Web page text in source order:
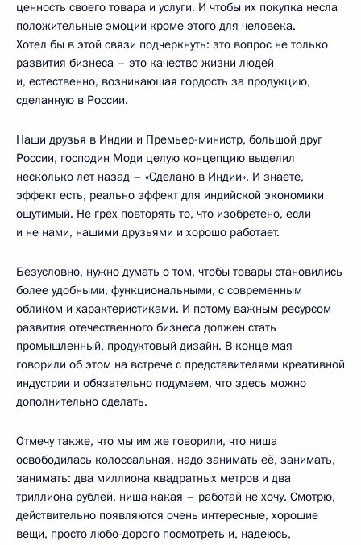
ценность своего товара и услуги. И чтобы их покупка несла
положительные эмоции кроме этого для человека.
Хотел бы в этой связи подчеркнуть: это вопрос не только
развития бизнеса – это качество жизни людей
и, естественно, возникающая гордость за продукцию,
сделанную в России.
Наши друзья в Индии и Премьер-министр, большой друг
России, господин Моди целую концепцию выделил
несколько лет назад – «Сделано в Индии». И знаете,
эффект есть, реально эффект для индийской экономики
ощутимый. Не грех повторять то, что изобретено, если
и не нами, нашими друзьями и хорошо работает.
Безусловно, нужно думать о том, чтобы товары становились
более удобными, функциональными, с современным
обликом и характеристиками. И потому важным ресурсом
развития отечественного бизнеса должен стать
промышленный, продуктовый дизайн. В конце мая
говорили об этом на встрече с представителями креативной
индустрии и обязательно подумаем, что здесь можно
дополнительно сделать.
Отмечу также, что мы им же говорили, что ниша
освободилась колоссальная, надо занимать её, занимать,
занимать: два миллиона квадратных метров и два
триллиона рублей, ниша какая – работай не хочу. Смотрю,
действительно появляются очень интересные, хорошие
вещи, просто любо-дорого посмотреть и, надеюсь,